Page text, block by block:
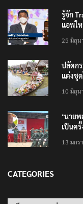
24 มีนา
รู้จัก
แอพใ
25 มิถุน
ปลัดก
แต่งชุ
10 มิถุ